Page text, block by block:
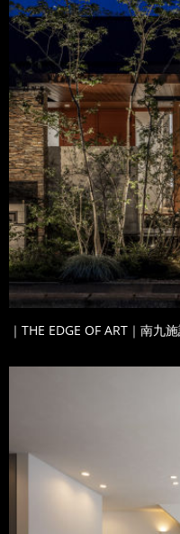
｜THE EDGE OF ART｜南九